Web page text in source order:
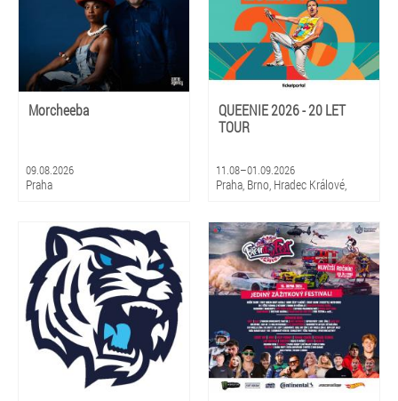
Morcheeba
09.08.2026
Praha
QUEENIE 2026 - 20 LET
TOUR
11.08–01.09.2026
Praha, Brno, Hradec Králové,